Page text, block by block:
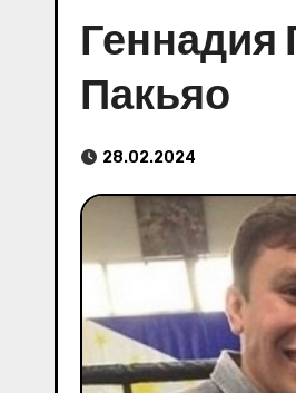
Геннадия
Пакьяо
28.02.2024